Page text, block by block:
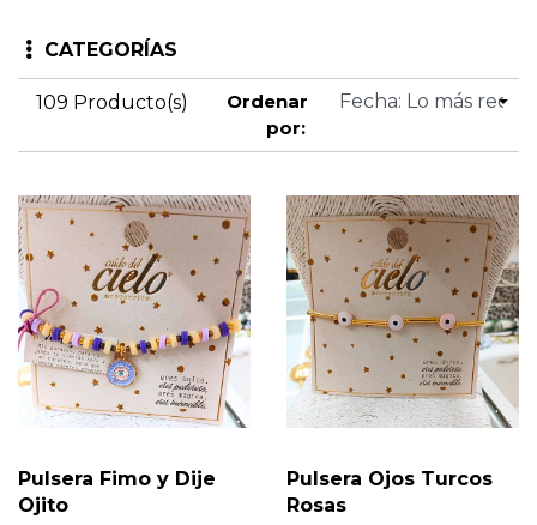
CATEGORÍAS
109 Producto(s)
Ordenar
por:
Pulsera Fimo y Dije
Ojito
Pulsera Ojos Turcos
Rosas